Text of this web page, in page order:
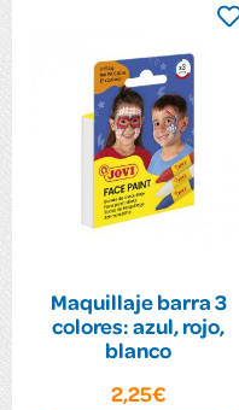
Maquillaje barra 3
colores: azul, rojo,
blanco
2,25€